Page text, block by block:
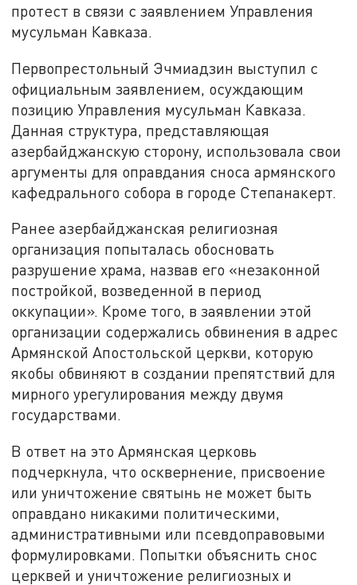
протест в связи с заявлением Управления
мусульман Кавказа.
Первопрестольный Эчмиадзин выступил с
официальным заявлением, осуждающим
позицию Управления мусульман Кавказа.
Данная структура, представляющая
азербайджанскую сторону, использовала свои
аргументы для оправдания сноса армянского
кафедрального собора в городе Степанакерт.
Ранее азербайджанская религиозная
организация попыталась обосновать
разрушение храма, назвав его «незаконной
постройкой, возведенной в период
оккупации». Кроме того, в заявлении этой
организации содержались обвинения в адрес
Армянской Апостольской церкви, которую
якобы обвиняют в создании препятствий для
мирного урегулирования между двумя
государствами.
В ответ на это Армянская церковь
подчеркнула, что осквернение, присвоение
или уничтожение святынь не может быть
оправдано никакими политическими,
административными или псевдоправовыми
формулировками. Попытки объяснить снос
церквей и уничтожение религиозных и